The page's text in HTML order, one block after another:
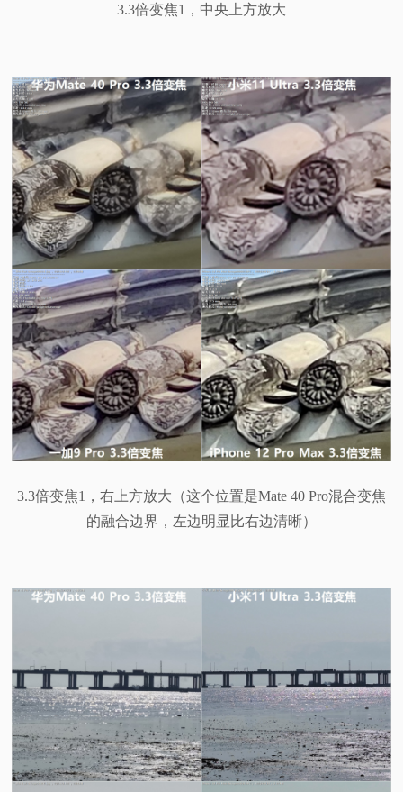
3.3倍变焦1，中央上方放大
3.3倍变焦1，右上方放大（这个位置是Mate 40 Pro混合变焦
的融合边界，左边明显比右边清晰）